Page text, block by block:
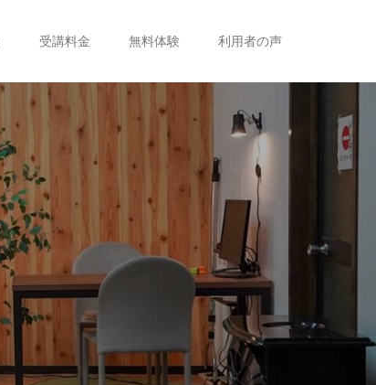
受講料金 無料体験 利用者の声